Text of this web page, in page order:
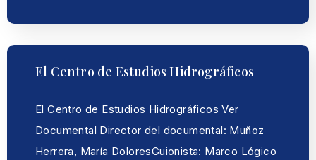
El Centro de Estudios Hidrográficos
El Centro de Estudios Hidrográficos Ver
Documental Director del documental: Muñoz
Herrera, María DoloresGuionista: Marco Lógico